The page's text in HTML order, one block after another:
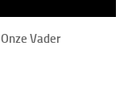
Vader